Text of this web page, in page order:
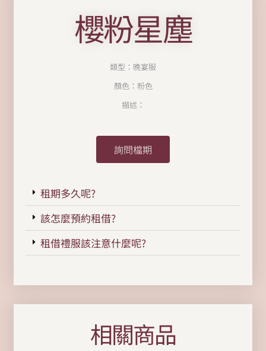
櫻粉星塵
類型：晚宴服
顏色：粉色
描述：
詢問檔期
租期多久呢?
該怎麼預約租借?
租借禮服該注意什麼呢?
相關商品